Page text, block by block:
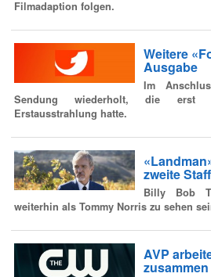
Filmadaption folgen.
Weitere
Ausgabe
Im
Sendung wiederholt, die erst
Erstausstrahlung hatte.
zweite
Billy Bob
weiterhin als Tommy Norris zu sehen
AVP
zusammen